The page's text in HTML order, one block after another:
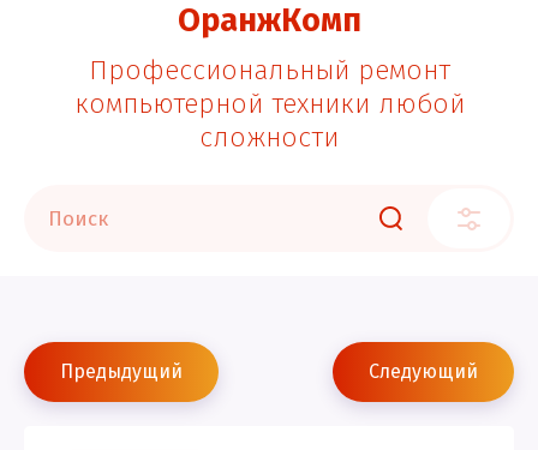
ОранжКомп
Профессиональный ремонт
компьютерной техники любой
сложности
Предыдущий Следующий